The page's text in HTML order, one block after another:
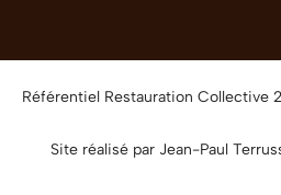
Référentiel Restauration Collective
Site réalisé par Jean-Paul